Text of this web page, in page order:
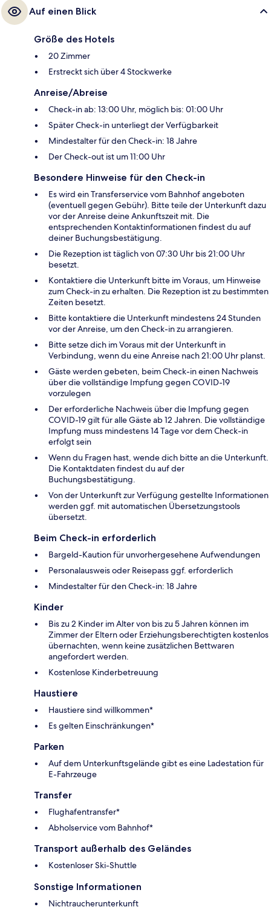
Auf einen Blick
Größe des Hotels
20 Zimmer
Erstreckt sich über 4 Stockwerke
Anreise/Abreise
Check-in ab: 13:00 Uhr, möglich bis: 01:00 Uhr
Später Check-in unterliegt der Verfügbarkeit
Mindestalter für den Check-in: 18 Jahre
Der Check-out ist um 11:00 Uhr
Besondere Hinweise für den Check-in
Es wird ein Transferservice vom Bahnhof angeboten
(eventuell gegen Gebühr). Bitte teile der Unterkunft dazu
vor der Anreise deine Ankunftszeit mit. Die
entsprechenden Kontaktinformationen findest du auf
deiner Buchungsbestätigung.
Die Rezeption ist täglich von 07:30 Uhr bis 21:00 Uhr
besetzt.
Kontaktiere die Unterkunft bitte im Voraus, um Hinweise
zum Check-in zu erhalten. Die Rezeption ist zu bestimmten
Zeiten besetzt.
Bitte kontaktiere die Unterkunft mindestens 24 Stunden
vor der Anreise, um den Check-in zu arrangieren.
Bitte setze dich im Voraus mit der Unterkunft in
Verbindung, wenn du eine Anreise nach 21:00 Uhr planst.
Gäste werden gebeten, beim Check-in einen Nachweis
über die vollständige Impfung gegen COVID-19
vorzulegen
Der erforderliche Nachweis über die Impfung gegen
COVID-19 gilt für alle Gäste ab 12 Jahren. Die vollständige
Impfung muss mindestens 14 Tage vor dem Check-in
erfolgt sein
Wenn du Fragen hast, wende dich bitte an die Unterkunft.
Die Kontaktdaten findest du auf der
Buchungsbestätigung.
Von der Unterkunft zur Verfügung gestellte Informationen
werden ggf. mit automatischen Übersetzungstools
übersetzt.
Beim Check-in erforderlich
Bargeld-Kaution für unvorhergesehene Aufwendungen
Personalausweis oder Reisepass ggf. erforderlich
Mindestalter für den Check-in: 18 Jahre
Kinder
Bis zu 2 Kinder im Alter von bis zu 5 Jahren können im
Zimmer der Eltern oder Erziehungsberechtigten kostenlos
übernachten, wenn keine zusätzlichen Bettwaren
angefordert werden.
Kostenlose Kinderbetreuung
Haustiere
Haustiere sind willkommen*
Es gelten Einschränkungen*
Parken
Auf dem Unterkunftsgelände gibt es eine Ladestation für
E-Fahrzeuge
Transfer
Flughafentransfer*
Abholservice vom Bahnhof*
Transport außerhalb des Geländes
Kostenloser Ski-Shuttle
Sonstige Informationen
Nichtraucherunterkunft